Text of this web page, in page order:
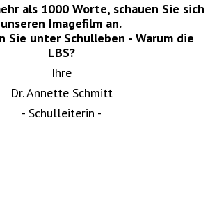
als 1000 Worte, schauen Sie sich
unseren Imagefilm an.
Sie unter Schulleben - Warum die
LBS?
Ihre
Dr. Annette Schmitt
- Schulleiterin -